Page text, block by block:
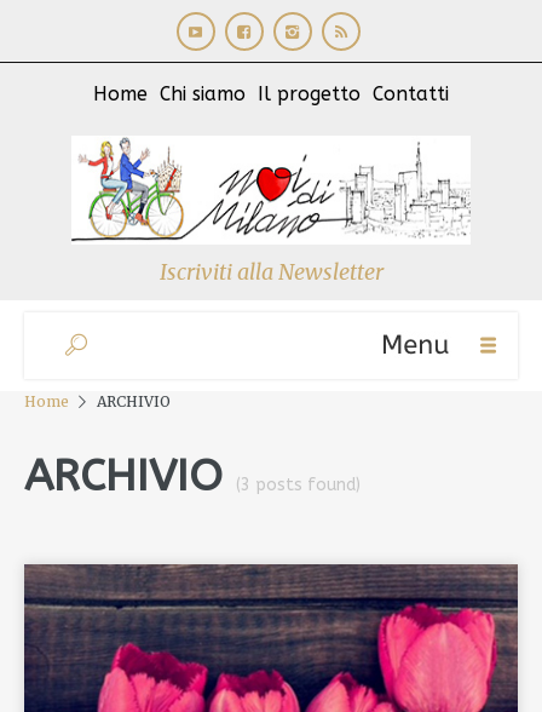
Home Chi siamo Il progetto Contatti
Iscriviti alla Newsletter
Home ARCHIVIO
ARCHIVIO (3 posts found)